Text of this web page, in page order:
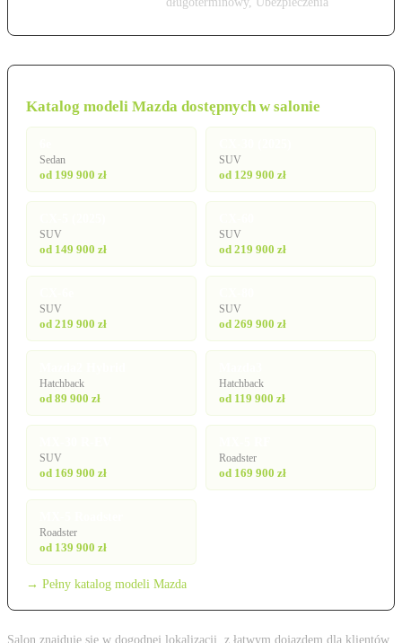
Katalog modeli Mazda dostępnych w salonie
Sedan
od 199 900 zł
SUV
od 129 900 zł
SUV
od 149 900 zł
SUV
od 219 900 zł
SUV
od 219 900 zł
SUV
od 269 900 zł
Hatchback
od 89 900 zł
Hatchback
od 119 900 zł
SUV
od 169 900 zł
Roadster
od 169 900 zł
Roadster
od 139 900 zł
→ Pełny katalog modeli Mazda
Salon znajduje się w dogodnej lokalizacji, z łatwym dojazdem dla klientów